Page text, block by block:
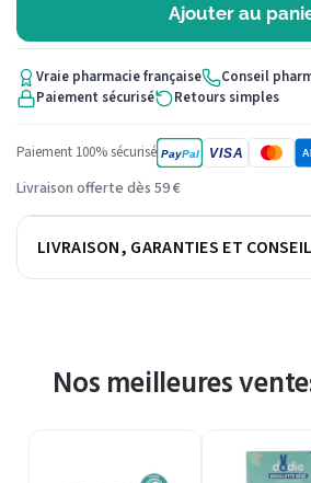
Ajouter au
Vraie pharmacie française
Conseil
Paiement sécurisé
Retours simples
Paiement 100% sécurisé PayPal VISA
Livraison offerte dès 59 €
LIVRAISON, GARANTIES ET CONSEIL
Nos meilleures